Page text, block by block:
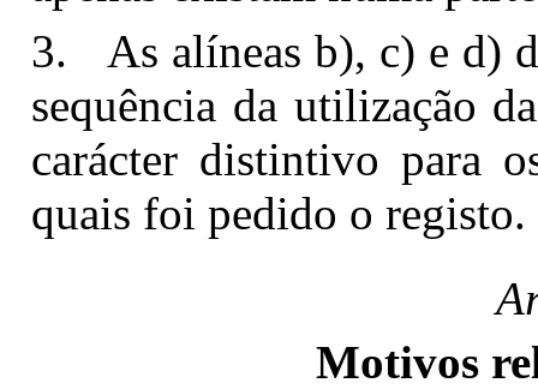
3. As alíneas b), c) e d)
sequência da utilização
carácter distintivo para
quais foi pedido o registo.
Motivos